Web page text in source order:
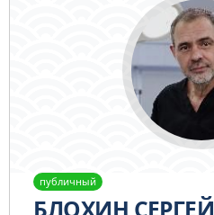
публичный